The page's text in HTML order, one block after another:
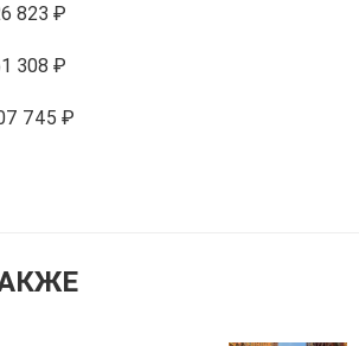
823 ₽
308 ₽
745 ₽